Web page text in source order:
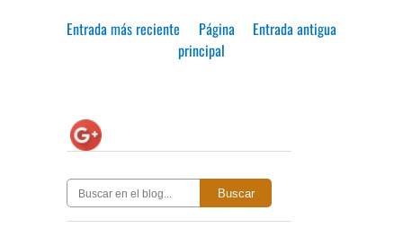
Entrada más reciente Entrada antigua
Página
principal
Buscar